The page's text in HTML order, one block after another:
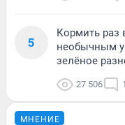
5
Кормить
необычным
зелёное
27 506
МНЕНИЕ